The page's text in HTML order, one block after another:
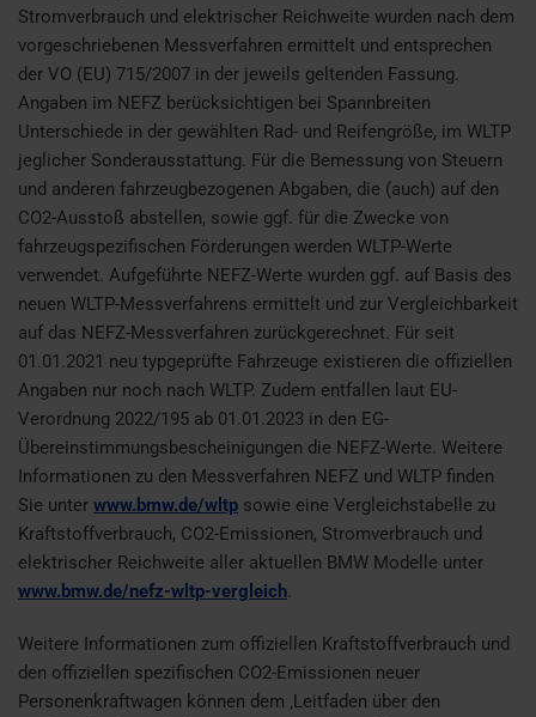
Stromverbrauch und elektrischer Reichweite wurden nach dem
vorgeschriebenen Messverfahren ermittelt und entsprechen
der VO (EU) 715/2007 in der jeweils geltenden Fassung.
Angaben im NEFZ berücksichtigen bei Spannbreiten
Unterschiede in der gewählten Rad- und Reifengröße, im WLTP
jeglicher Sonderausstattung. Für die Bemessung von Steuern
und anderen fahrzeugbezogenen Abgaben, die (auch) auf den
CO2-Ausstoß abstellen, sowie ggf. für die Zwecke von
fahrzeugspezifischen Förderungen werden WLTP-Werte
verwendet. Aufgeführte NEFZ-Werte wurden ggf. auf Basis des
neuen WLTP-Messverfahrens ermittelt und zur Vergleichbarkeit
auf das NEFZ-Messverfahren zurückgerechnet. Für seit
01.01.2021 neu typgeprüfte Fahrzeuge existieren die offiziellen
Angaben nur noch nach WLTP. Zudem entfallen laut EU-
Verordnung 2022/195 ab 01.01.2023 in den EG-
Übereinstimmungsbescheinigungen die NEFZ-Werte. Weitere
Informationen zu den Messverfahren NEFZ und WLTP finden
Sie unter www.bmw.de/wltp sowie eine Vergleichstabelle zu
Kraftstoffverbrauch, CO2-Emissionen, Stromverbrauch und
elektrischer Reichweite aller aktuellen BMW Modelle unter
www.bmw.de/nefz-wltp-vergleich.
Weitere Informationen zum offiziellen Kraftstoffverbrauch und
den offiziellen spezifischen CO2-Emissionen neuer
Personenkraftwagen können dem ‚Leitfaden über den